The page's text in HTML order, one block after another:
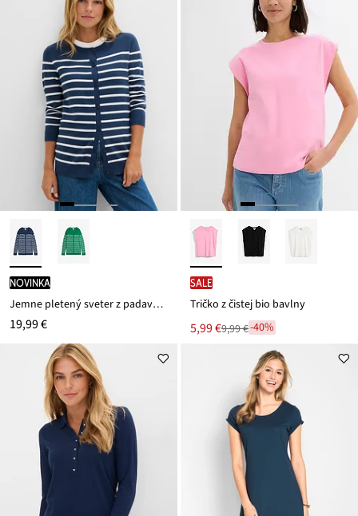
novinka
Jemne pletený sveter z padavého viskózového mixu
19,99 €
SALE
Tričko z čistej bio bavlny
Nová
cena
5,99 €
Zľava9,99 €-40%